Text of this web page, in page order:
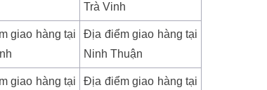
Trà Vinh
giao hàng tại
Địa điểm giao hàng tại
Ninh Thuận
giao hàng tại
Địa điểm giao hàng tại